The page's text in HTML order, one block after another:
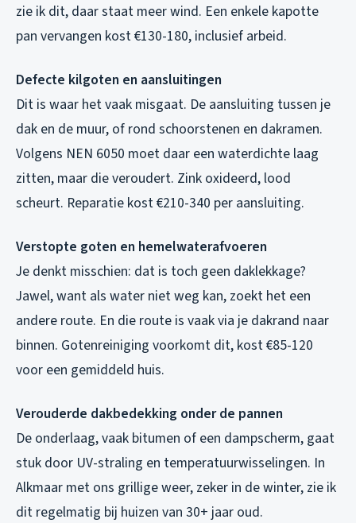
zie ik dit, daar staat meer wind. Een enkele kapotte
pan vervangen kost €130-180, inclusief arbeid.
Defecte kilgoten en aansluitingen
Dit is waar het vaak misgaat. De aansluiting tussen je
dak en de muur, of rond schoorstenen en dakramen.
Volgens NEN 6050 moet daar een waterdichte laag
zitten, maar die veroudert. Zink oxideerd, lood
scheurt. Reparatie kost €210-340 per aansluiting.
Verstopte goten en hemelwaterafvoeren
Je denkt misschien: dat is toch geen daklekkage?
Jawel, want als water niet weg kan, zoekt het een
andere route. En die route is vaak via je dakrand naar
binnen. Gotenreiniging voorkomt dit, kost €85-120
voor een gemiddeld huis.
Verouderde dakbedekking onder de pannen
De onderlaag, vaak bitumen of een dampscherm, gaat
stuk door UV-straling en temperatuurwisselingen. In
Alkmaar met ons grillige weer, zeker in de winter, zie ik
dit regelmatig bij huizen van 30+ jaar oud.